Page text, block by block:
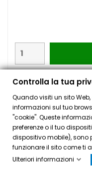
HOME
Controlla la tua
Quando visiti un sito
informazioni sul tuo
"cookie". Queste
preferenze o il tuo
dispositivo mobile), sono
funzionare il sito come ti
Ulteriori informazioni